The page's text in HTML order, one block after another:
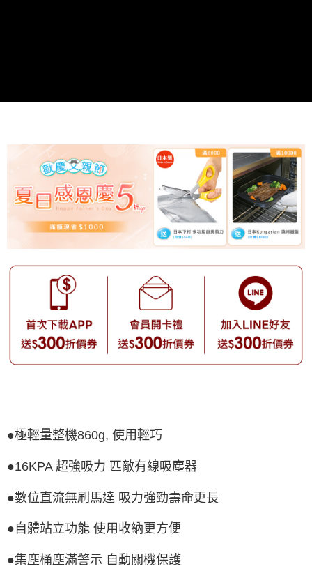
●極輕量整機860g, 使用輕巧
●16KPA 超強吸力 匹敵有線吸塵器
●數位直流無刷馬達 吸力強勁壽命更長
●自體站立功能 使用收納更方便
●集塵桶塵滿警示 自動關機保護